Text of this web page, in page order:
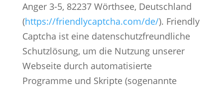
Anger 3-5, 82237 Wörthsee, Deutschland
(https://friendlycaptcha.com/de/). Friendly
Captcha ist eine datenschutzfreundliche
Schutzlösung, um die Nutzung unserer
Webseite durch automatisierte
Programme und Skripte (sogenannte